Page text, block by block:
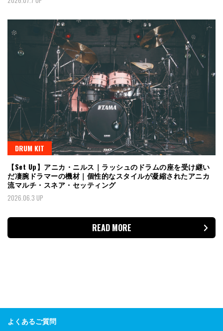
DRUM KIT
【Set Up】アニカ・ニルス｜ラッシュのドラムの座を受け継い
だ凄腕ドラマーの機材｜個性的なスタイルが凝縮されたアニカ
流マルチ・スネア・セッティング
2026.06.3 UP
READ MORE
よくあるご質問